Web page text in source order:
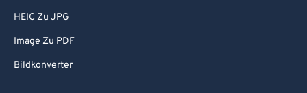
HEIC Zu JPG
Image Zu PDF
Bildkonverter